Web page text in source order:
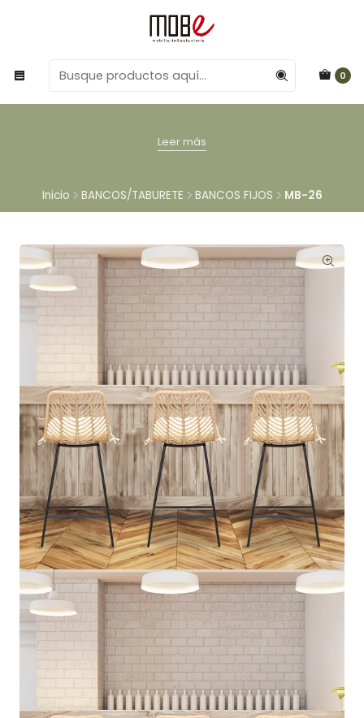
0
Leer más
Inicio BANCOS/TABURETE BANCOS FIJOS MB-26